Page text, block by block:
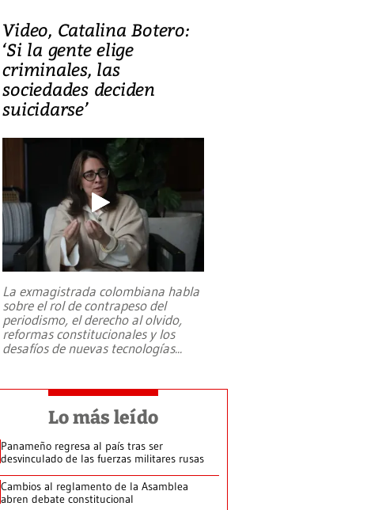
Video, Catalina Botero:
‘Si la gente elige
criminales, las
sociedades deciden
suicidarse’
La exmagistrada colombiana habla
sobre el rol de contrapeso del
periodismo, el derecho al olvido,
reformas constitucionales y los
desafíos de nuevas tecnologías...
Lo más leído
Panameño regresa al país tras ser
desvinculado de las fuerzas militares rusas
Cambios al reglamento de la Asamblea
abren debate constitucional